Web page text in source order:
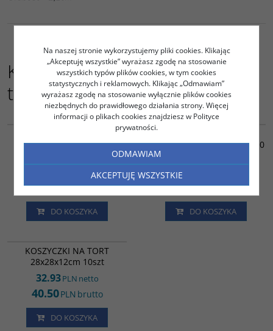
Kupujący ten produkt kupili
także:
TS08546
PŁASKIM CATERINGOWA
netto
56.00PLNbrutto
DO KOSZYKA
ORNAMENT 18X18X9CM A50
56.58
69.59PLNbrutto
DO KOSZYKA
KOSZYCZKI NA TORT
28x28x12cm 10szt
32.93PLN netto
40.50PLN brutto
DO KOSZYKA
Na naszej stronie wykorzystujemy pliki cookies. Klikając
„Akceptuję wszystkie” wyrażasz zgodę na stosowanie
wszystkich typów plików cookies, w tym cookies
statystycznych i reklamowych. Klikając „Odmawiam”
wyrażasz zgodę na stosowanie wyłącznie plików cookies
niezbędnych do prawidłowego działania strony. Więcej
informacji o plikach cookies znajdziesz w Polityce
prywatności.
ODMAWIAM
AKCEPTUJĘ WSZYSTKIE